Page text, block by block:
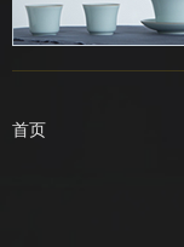
首页